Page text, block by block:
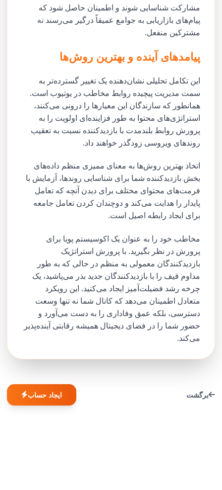
مشارکت شناسایی شوند و اطمینان حاصل شود که
پیام‌های بازاریابی به جوامع عمیقاً درگیر می‌رسند نه
مشترکین منفعل.
پیامدهای آینده و بهترین روش‌ها
این تکامل تحلیلی نشان‌دهنده یک تغییر گسترده‌تر به
سمت مدیریت پیچیده روابط مخاطب در یوتیوب است.
همانطور که سازندگان این معیارها را درونی می‌کنند،
استراتژی‌های محتوا به طور فزاینده‌ای اولویت را به
پرورش روابط بلندمدت با بازدیدکننده نسبت به تعقیب
روندهای ویروسی زودگذر خواهند داد.
اتخاذ بهترین روش‌ها به معنای ممیزی منظم داده‌های
بخش بازدیدکننده شما برای شناسایی روندها، آزمایش با
فرمت‌های محتوای مختلف برای دیدن آنچه که تعامل
پایدار را هدایت می‌کند و دوچندان کردن تعامل جامعه
برای ایجاد رابطه اصیل است.
مخاطب خود را به عنوان یک اکوسیستم پویا برای
پرورش در نظر بگیرید. با پرورش استراتژیک
بازدیدکنندگان معمولی به منظم در حالی که به طور
مداوم قیف را با بازدیدکنندگان جدید بذر می‌پاشید، یک
چرخه رشد فضیلت‌آمیز ایجاد می‌کنید. این رویکرد
متعادل اطمینان می‌دهد که کانال شما نه تنها وسعت
دسترسی، بلکه عمق وفاداری را به دست می‌آورد و
حضور شما را در فضای دیجیتال همیشه رقابتی آینده‌پذیر
می‌کند.
برگشت ایجاد حساب